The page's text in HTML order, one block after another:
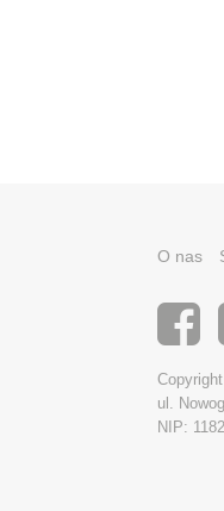
O nas
ul.
NIP: